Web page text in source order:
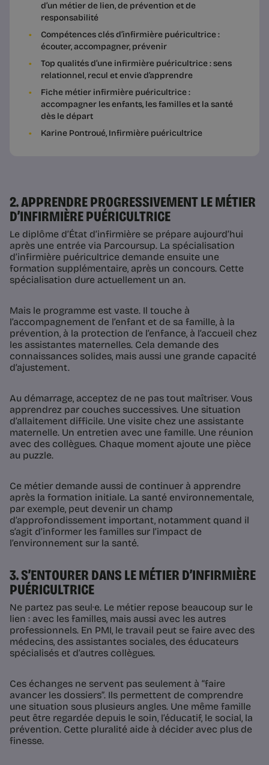
d’un métier de lien, de prévention et de
responsabilité
Compétences clés d’infirmière puéricultrice :
écouter, accompagner, prévenir
Top qualités d’une infirmière puéricultrice : sens
relationnel, recul et envie d’apprendre
Fiche métier infirmière puéricultrice :
accompagner les enfants, les familles et la santé
dès le départ
Karine Pontroué, Infirmière puéricultrice
2. APPRENDRE PROGRESSIVEMENT LE MÉTIER
D’INFIRMIÈRE PUÉRICULTRICE
Le diplôme d’État d’infirmière se prépare aujourd’hui
après une entrée via Parcoursup. La spécialisation
d’infirmière puéricultrice demande ensuite une
formation supplémentaire, après un concours. Cette
spécialisation dure actuellement un an.
Mais le programme est vaste. Il touche à
l’accompagnement de l’enfant et de sa famille, à la
prévention, à la protection de l’enfance, à l’accueil chez
les assistantes maternelles. Cela demande des
connaissances solides, mais aussi une grande capacité
d’ajustement.
Au démarrage, acceptez de ne pas tout maîtriser. Vous
apprendrez par couches successives. Une situation
d’allaitement difficile. Une visite chez une assistante
maternelle. Un entretien avec une famille. Une réunion
avec des collègues. Chaque moment ajoute une pièce
au puzzle.
Ce métier demande aussi de continuer à apprendre
après la formation initiale. La santé environnementale,
par exemple, peut devenir un champ
d’approfondissement important, notamment quand il
s’agit d’informer les familles sur l’impact de
l’environnement sur la santé.
3. S’ENTOURER DANS LE MÉTIER D’INFIRMIÈRE
PUÉRICULTRICE
Ne partez pas seul·e. Le métier repose beaucoup sur le
lien : avec les familles, mais aussi avec les autres
professionnels. En PMI, le travail peut se faire avec des
médecins, des assistantes sociales, des éducateurs
spécialisés et d’autres collègues.
Ces échanges ne servent pas seulement à “faire
avancer les dossiers”. Ils permettent de comprendre
une situation sous plusieurs angles. Une même famille
peut être regardée depuis le soin, l’éducatif, le social, la
prévention. Cette pluralité aide à décider avec plus de
finesse.